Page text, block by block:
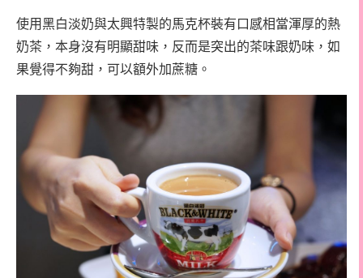
使用黑白淡奶與太興特製的馬克杯裝有口感相當渾厚的熱
奶茶，本身沒有明顯甜味，反而是突出的茶味跟奶味，如
果覺得不夠甜，可以額外加蔗糖。